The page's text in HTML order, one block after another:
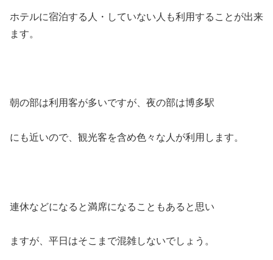
ホテルに宿泊する人・していない人も利用することが出来
ます。
朝の部は利用客が多いですが、夜の部は博多駅
にも近いので、観光客を含め色々な人が利用します。
連休などになると満席になることもあると思い
ますが、平日はそこまで混雑しないでしょう。